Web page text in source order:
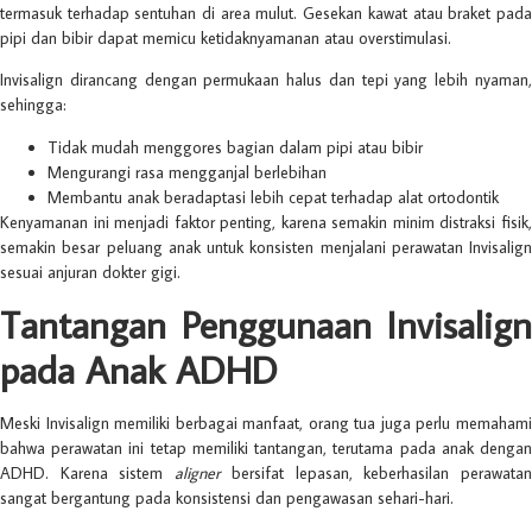
termasuk terhadap sentuhan di area mulut. Gesekan kawat atau braket pada
pipi dan bibir dapat memicu ketidaknyamanan atau overstimulasi.
Invisalign dirancang dengan permukaan halus dan tepi yang lebih nyaman,
sehingga:
Tidak mudah menggores bagian dalam pipi atau bibir
Mengurangi rasa mengganjal berlebihan
Membantu anak beradaptasi lebih cepat terhadap alat ortodontik
Kenyamanan ini menjadi faktor penting, karena semakin minim distraksi fisik,
semakin besar peluang anak untuk konsisten menjalani perawatan Invisalign
sesuai anjuran dokter gigi.
Tantangan Penggunaan Invisalign
pada Anak ADHD
Meski Invisalign memiliki berbagai manfaat, orang tua juga perlu memahami
bahwa perawatan ini tetap memiliki tantangan, terutama pada anak dengan
ADHD. Karena sistem alignerbersifat lepasan, keberhasilan perawatan
sangat bergantung pada konsistensi dan pengawasan sehari-hari.